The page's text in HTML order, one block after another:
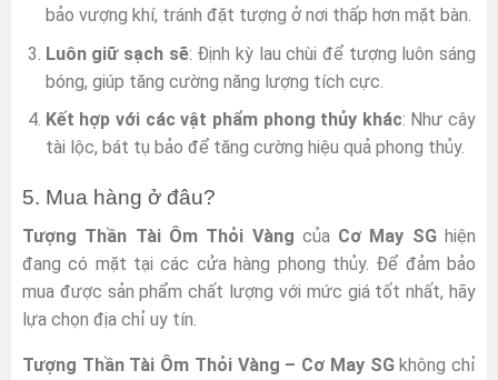
bảo vượng khí, tránh đặt tượng ở nơi thấp hơn mặt bàn.
Luôn giữ sạch sẽ: Định kỳ lau chùi để tượng luôn sáng
bóng, giúp tăng cường năng lượng tích cực.
Kết hợp với các vật phẩm phong thủy khác: Như cây
tài lộc, bát tụ bảo để tăng cường hiệu quả phong thủy.
5. Mua hàng ở đâu?
Tượng Thần Tài Ôm Thỏi Vàng của Cơ May SGhiện
đang có mặt tại các cửa hàng phong thủy. Để đảm bảo
mua được sản phẩm chất lượng với mức giá tốt nhất, hãy
lựa chọn địa chỉ uy tín.
Tượng Thần Tài Ôm Thỏi Vàng – Cơ May SGkhông chỉ